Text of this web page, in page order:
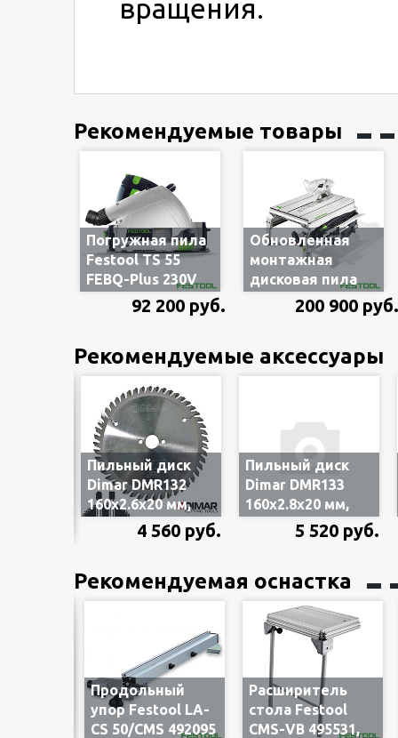
вращения.
Рекомендуемые товары
Погружная пила
Festool TS 55
FEBQ-Plus 230V
561551/576703 в
92 200 руб.
Обновленная
монтажная
дисковая пила
Festool CS 50
EBG-FLR PRECISIO
протяжкой,
напольный
200 900 руб.
Рекомендуемые аксессуары
Пильный диск
Dimar DMR132
160x2.6x20 мм,
TF48 трапеция,
камню
4 560 руб.
Пильный диск
Dimar DMR133
160x2.8x20 мм,
TF48 трапеция,
профилей
5 520 руб.
Рекомендуемая оснастка
Продольный
упор Festool LA-
CS 50/CMS 492095
Расширитель
стола Festool
CMS-VB 495531,